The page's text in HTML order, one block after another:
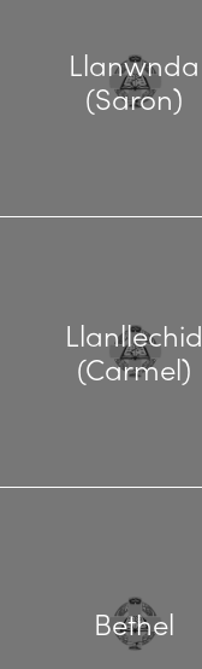
Llanwnda
(Saron)
Llanllechid
(Carmel)
Bethel